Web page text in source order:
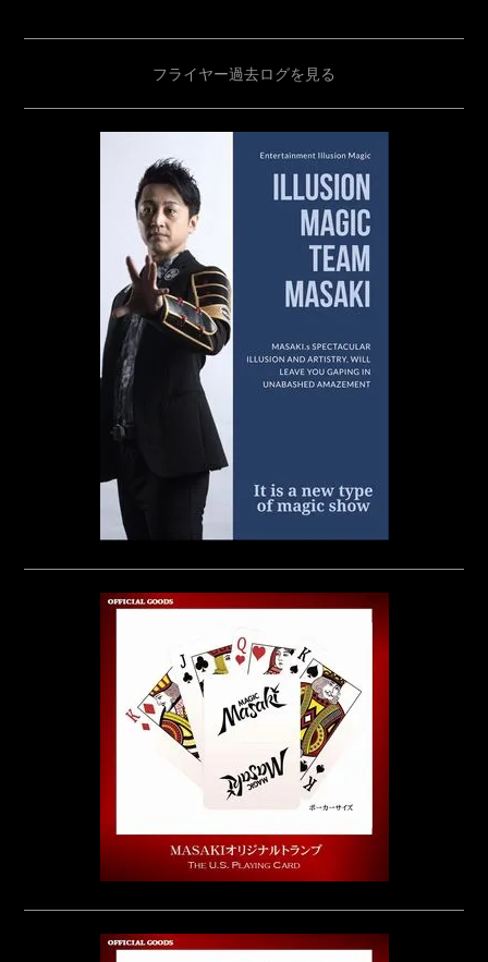
フライヤー過去ログを見る